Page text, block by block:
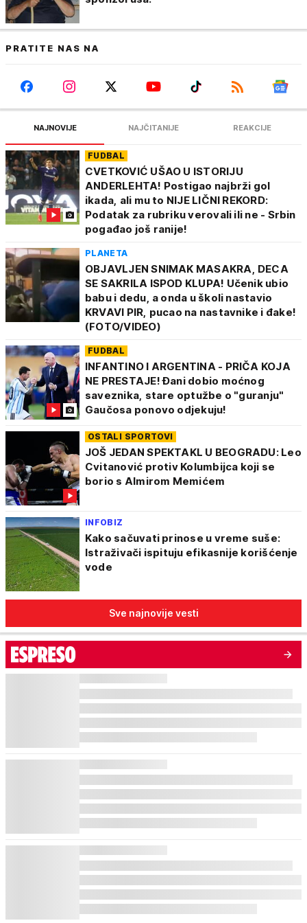
PRATITE NAS NA
NAJNOVIJE NAJČITANIJE REAKCIJE
FUDBAL
CVETKOVIĆ UŠAO U ISTORIJU
ANDERLEHTA! Postigao najbrži gol
ikada, ali mu to NIJE LIČNI REKORD:
Podatak za rubriku verovali ili ne - Srbin
pogađao još ranije!
PLANETA
OBJAVLJEN SNIMAK MASAKRA, DECA
SE SAKRILA ISPOD KLUPA! Učenik ubio
babu i dedu, a onda u školi nastavio
KRVAVI PIR, pucao na nastavnike i đake!
(FOTO/VIDEO)
FUDBAL
INFANTINO I ARGENTINA - PRIČA KOJA
NE PRESTAJE! Đani dobio moćnog
saveznika, stare optužbe o "guranju"
Gaučosa ponovo odjekuju!
OSTALI SPORTOVI
JOŠ JEDAN SPEKTAKL U BEOGRADU: Leo
Cvitanović protiv Kolumbijca koji se
borio s Almirom Memićem
INFOBIZ
Kako sačuvati prinose u vreme suše:
Istraživači ispituju efikasnije korišćenje
vode
Sve najnovije vesti